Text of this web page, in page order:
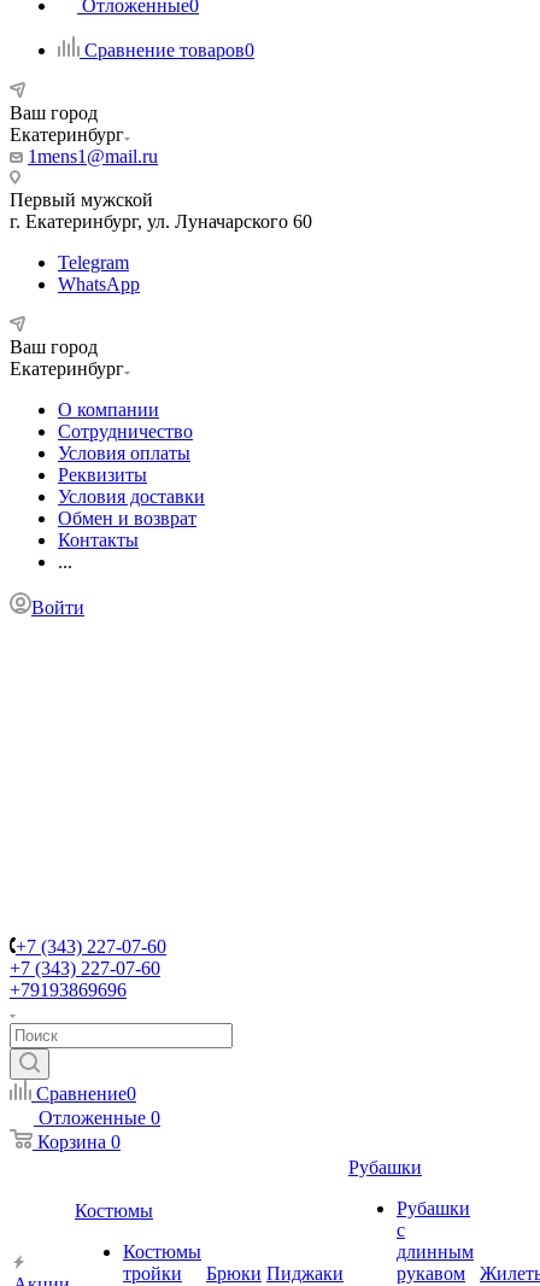
Отложенные0
Сравнение товаров0
Ваш город
Екатеринбург
1mens1@mail.ru
Первый мужской
г. Екатеринбург, ул. Луначарского 60
Telegram
WhatsApp
Ваш город
Екатеринбург
О компании
Сотрудничество
Условия оплаты
Реквизиты
Условия доставки
Обмен и возврат
Контакты
...
Войти
+7 (343) 227-07-60
+7 (343) 227-07-60
+79193869696
Сравнение0
Отложенные 0
Корзина 0
Костюмы
Костюмы
тройки
Брюки Пиджаки
Рубашки
Рубашки
с
длинным
рукавом